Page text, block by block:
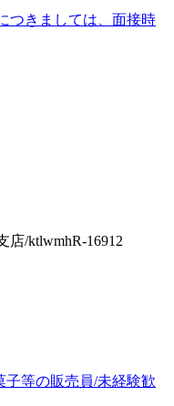
つきましては、面接時
/ktlwmhR-16912
等の販売員/未経験歓